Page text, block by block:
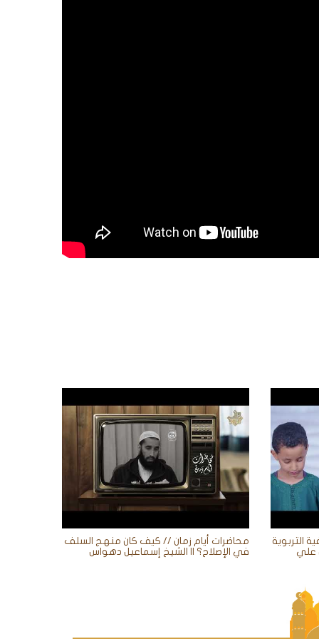
محاضرات أيام زمان // كيف كان منهج السلف
في الإصلاح؟ || الشيخ إسماعيل دهواس
التربوية